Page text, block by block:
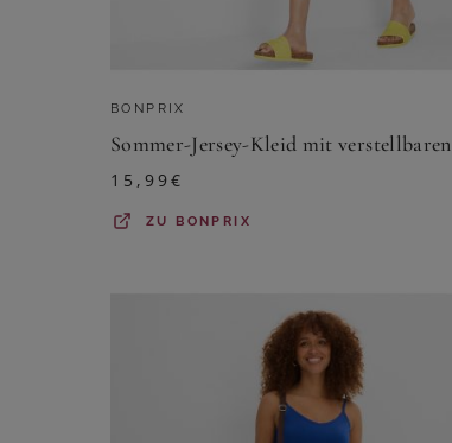
BONPRIX
15,99€
ZU BONPRIX